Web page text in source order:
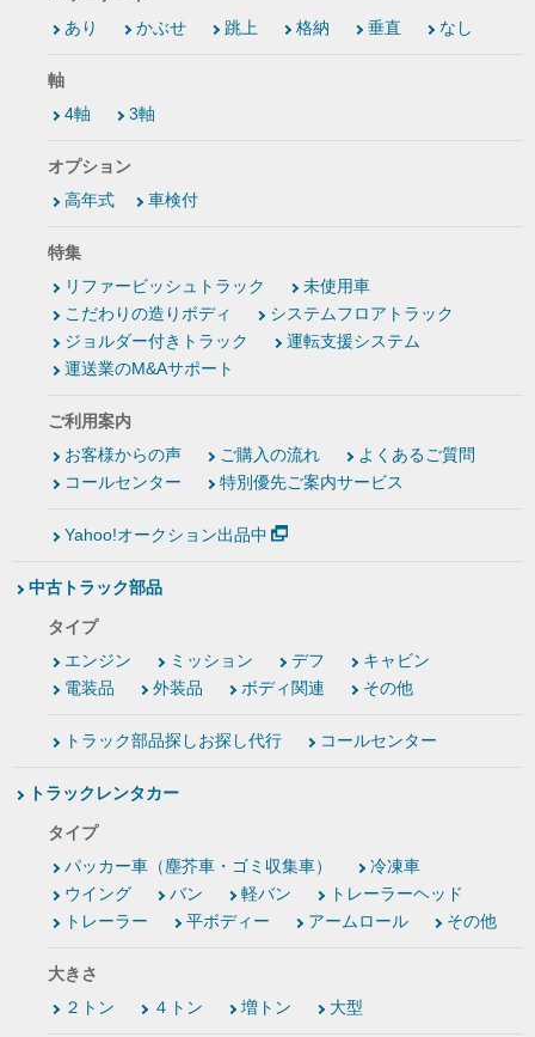
あり
かぶせ 跳上 格納 垂直 なし
軸
4軸
3軸
オプション
高年式
車検付
特集
リファービッシュトラック
未使用車
こだわりの造りボディ
システムフロアトラック
ジョルダー付きトラック
運転支援システム
運送業のM&Aサポート
ご利用案内
お客様からの声
ご購入の流れ
よくあるご質問
コールセンター
特別優先ご案内サービス
Yahoo!オークション出品中
中古トラック部品
タイプ
エンジン
ミッション デフ
キャビン
電装品
外装品 ボディ関連 その他
トラック部品探しお探し代行 コールセンター
トラックレンタカー
タイプ
パッカー車（塵芥車・ゴミ収集車）
冷凍車
ウイング
バン 軽バン
トレーラーヘッド
トレーラー
平ボディー アームロール その他
大きさ
２トン
４トン 増トン 大型